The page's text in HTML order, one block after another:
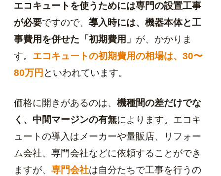
エコキュートを使うためには専門の設置工事
が必要ですので、 導入時には、機器本体と工
事費用を併せた「初期費用」 が、かかりま
す。 エコキュートの初期費用の相場は、30〜
80万円 といわれています。
価格に開きがあるのは、 機種間の差だけでな
く、中間マージンの有無によります。エコキ
ュートの導入はメーカーや量販店、リフォー
ム会社、専門会社などに依頼することができ
ますが、 専門会社は自分たちで工事を行うの